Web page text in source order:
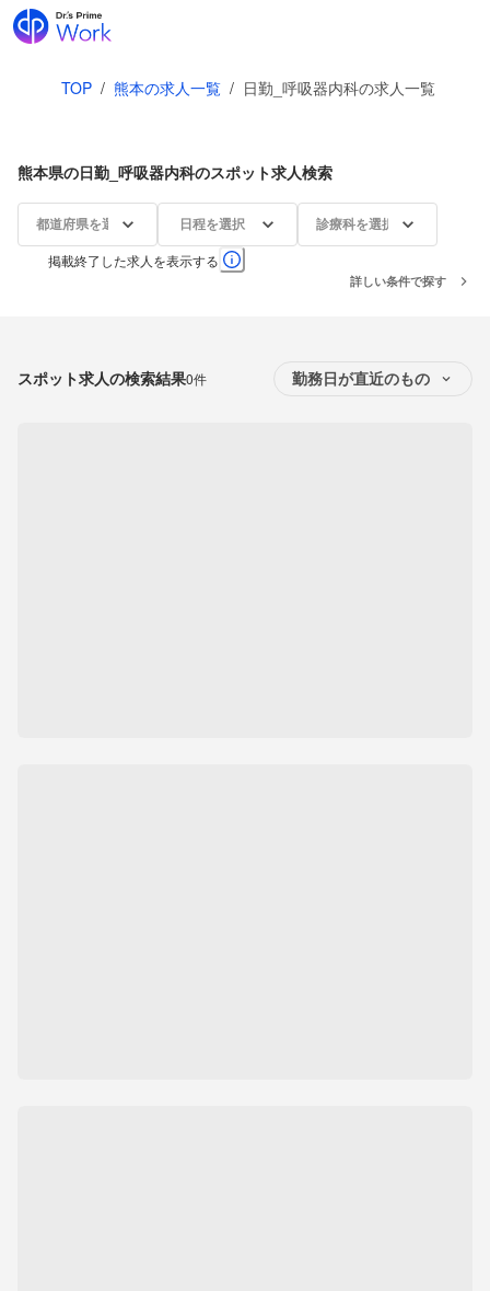
TOP / 熊本の求人一覧 / 日勤_呼吸器内科の求人一覧
熊本県の日勤_呼吸器内科のスポット求人検索
都道府県を選択 日程を選択 診療科を選択
掲載終了した求人を表示する
詳しい条件で探す
スポット求人の検索結果0件 勤務日が直近のもの